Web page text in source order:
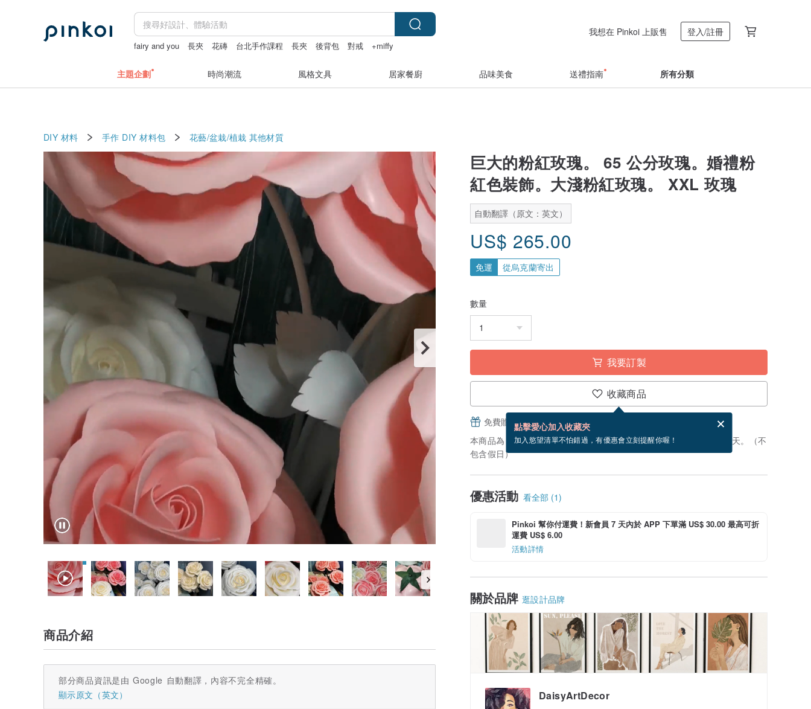
fairy and you 長夾 花磚 台北手作課程 長夾 後背包 對戒 +miffy
我想在 Pinkoi 上販售 登入/註冊
主題企劃 時尚潮流 風格文具 居家餐廚 品味美食 送禮指南 所有分類
DIY 材料 手作 DIY 材料包 花藝/盆栽/植栽 其他材質
巨大的粉紅玫瑰。 65 公分玫瑰。婚禮粉
紅色裝飾。大淺粉紅玫瑰。 XXL 玫瑰
自動翻譯（原文：英文）
US$ 265.00
免運 從烏克蘭寄出
數量
我要訂製
收藏商品
點擊愛心加入收藏夾
加入慾望清單不怕錯過，有優惠會立刻提醒你喔！
免費贈送電子賀卡，結帳完成後填寫
本商品為「接單訂製」。付款後，從開始製作到寄出商品為 3 個工作天。（不
包含假日）
優惠活動 看全部 (1)
Pinkoi 幫你付運費！新會員 7 天內於 APP 下單滿 US$ 30.00 最高可折
運費 US$ 6.00
活動詳情
關於品牌 逛設計品牌
DaisyArtDecor
商品介紹
部分商品資訊是由 Google 自動翻譯，內容不完全精確。
顯示原文（英文）